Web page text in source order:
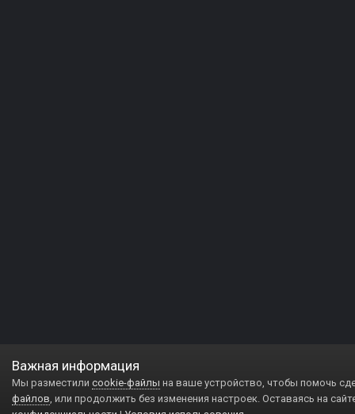
Важная информация
Мы разместили cookie-файлы на ваше устройство, чтобы помочь
файлов, или продолжить без изменения настроек. Оставаясь на